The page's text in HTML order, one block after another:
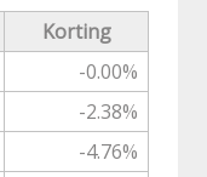
Korting
-0.00%
-2.38%
-4.76%